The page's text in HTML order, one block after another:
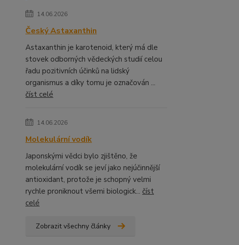
14.06.2026
Český Astaxanthin
Astaxanthin je karotenoid, který má dle
stovek odborných vědeckých studií celou
řadu pozitivních účinků na lidský
organismus a díky tomu je označován ...
číst celé
14.06.2026
Molekulární vodík
Japonskými vědci bylo zjištěno, že
molekulární vodík se jeví jako nejúčinnější
antioxidant, protože je schopný velmi
rychle proniknout všemi biologick... číst
celé
Zobrazit všechny články